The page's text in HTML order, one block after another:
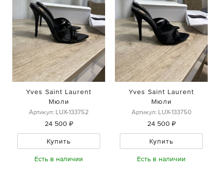
Yves Saint Laurent
Мюли
Артикул: LUX-133752
24 500 ₽
Купить
Есть в наличии
Yves Saint Laurent
Мюли
Артикул: LUX-133750
24 500 ₽
Купить
Есть в наличии